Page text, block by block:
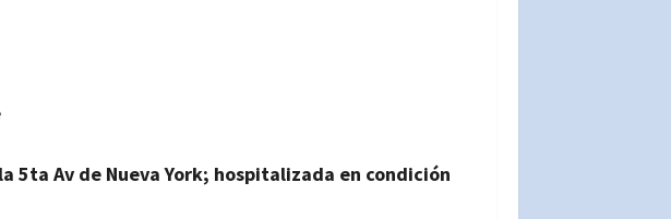
5ta Av de Nueva York; hospitalizada en condición